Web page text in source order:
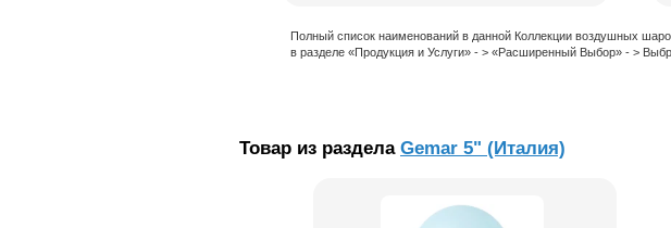
Полный список наименований в данной Коллекции воздушных
в разделе «Продукция и Услуги» - > «Расширенный Выбор» - >
Товар из раздела Gemar 5" (Италия)